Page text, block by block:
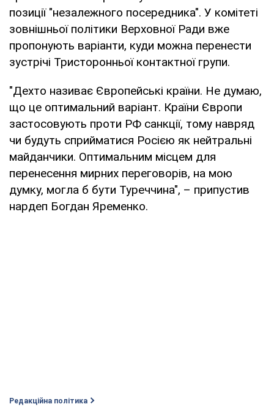
позиції "незалежного посередника". У комітеті
зовнішньої політики Верховної Ради вже
пропонують варіанти, куди можна перенести
зустрічі Тристоронньої контактної групи.
"Дехто називає Європейські країни. Не думаю,
що це оптимальний варіант. Країни Європи
застосовують проти РФ санкції, тому навряд
чи будуть сприйматися Росією як нейтральні
майданчики. Оптимальним місцем для
перенесення мирних переговорів, на мою
думку, могла б бути Туреччина", – припустив
нардеп Богдан Яременко.
Редакційна політика